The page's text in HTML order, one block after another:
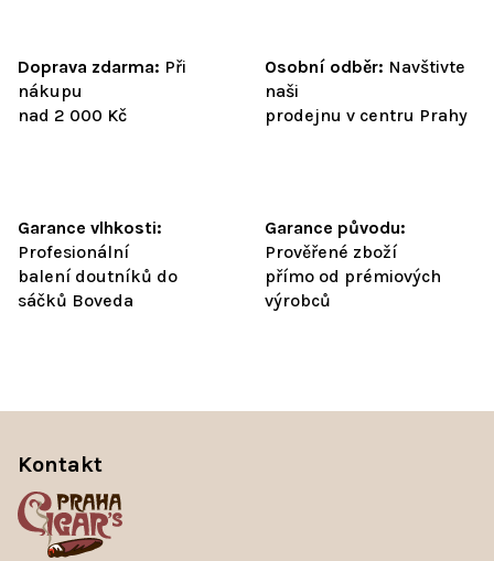
Doprava zdarma: Při
nákupu
nad 2 000 Kč
Osobní odběr: Navštivte
naši
prodejnu v centru Prahy
Garance vlhkosti:
Profesionální
balení doutníků do
sáčků Boveda
Garance původu:
Prověřené zboží
přímo od prémiových
výrobců
Kontakt